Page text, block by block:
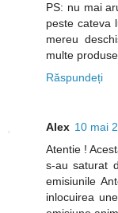
PS: nu mai
peste cateva
mereu
multe
Răspundeți
Alex 10 mai
Atentie !
s-au saturat
emisiunile
inlocuirea